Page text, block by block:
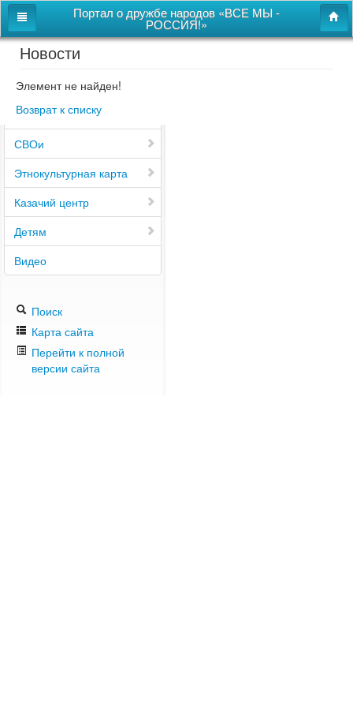
Портал о дружбе народов «ВСЕ МЫ -
РОССИЯ!»
Главная
Дом дружбы народов
Новости
СВОи
Этнокультурная карта
Казачий центр
Детям
Видео
Поиск
Карта сайта
Перейти к полной
версии сайта
Новости
Элемент не найден!
Возврат к списку